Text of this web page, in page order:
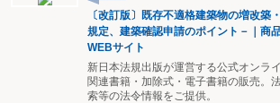
〔改訂版〕既存不適格建築物の増改築
規定、建築確認申請のポイント－｜商
WEBサイト
新日本法規出版が運営する公式オンラ
関連書籍・加除式・電子書籍の販売。
索等の法令情報をご提供。